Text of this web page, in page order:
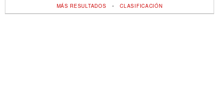
MÁS RESULTADOS -CLASIFICACIÓN